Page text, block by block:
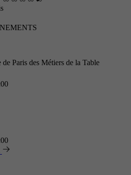
Paris des Métiers de la Table